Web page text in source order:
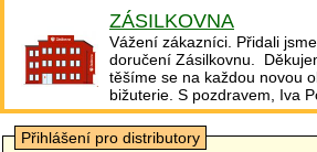
ZÁSILKOVNA
Vážení zákazníci. Přidali
doručení Zásilkovnu.
těšíme se na každou novou
bižuterie. S pozdravem, Iva
Přihlášení pro distributory